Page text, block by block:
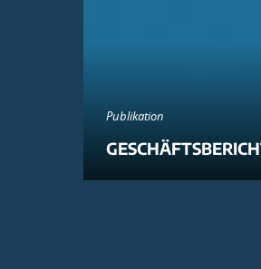
Publikation